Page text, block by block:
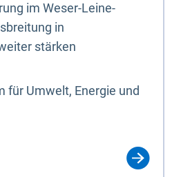
im Weser-Leine-
in
stärken
für Umwelt, Energie und